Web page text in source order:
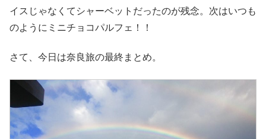
イスじゃなくてシャーベットだったのが残念。次はいつも
のようにミニチョコパルフェ！！
さて、今日は奈良旅の最終まとめ。